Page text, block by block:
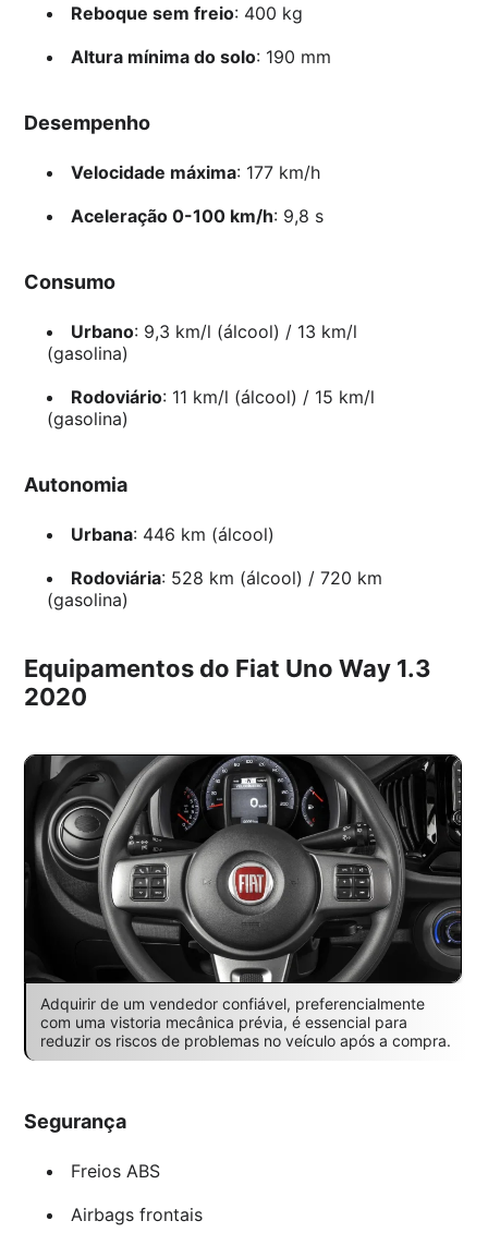
Reboque sem freio: 400 kg
Altura mínima do solo: 190 mm
Desempenho
Velocidade máxima: 177 km/h
Aceleração 0-100 km/h: 9,8 s
Consumo
Urbano: 9,3 km/l (álcool) / 13 km/l
(gasolina)
Rodoviário: 11 km/l (álcool) / 15 km/l
(gasolina)
Autonomia
Urbana: 446 km (álcool)
Rodoviária: 528 km (álcool) / 720 km
(gasolina)
Equipamentos do Fiat Uno Way 1.3
2020
Adquirir de um vendedor confiável, preferencialmente
com uma vistoria mecânica prévia, é essencial para
reduzir os riscos de problemas no veículo após a compra.
Segurança
Freios ABS
Airbags frontais